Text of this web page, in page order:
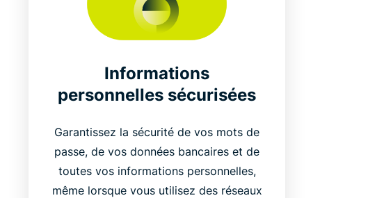
Informations
personnelles sécurisées
Garantissez la sécurité de vos mots de
passe, de vos données bancaires et de
toutes vos informations personnelles,
même lorsque vous utilisez des réseaux